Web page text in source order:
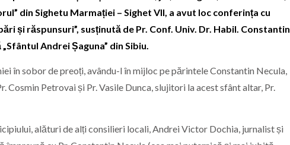
din Sighetu Marmației – Sighet VII, a avut loc conferința cu
și răspunsuri”, susținută de Pr. Conf. Univ. Dr. Habil. Constantin
Andrei Șaguna” din Sibiu.
în sobor de preoți, avându-l în mijloc pe părintele Constantin Necula,
Cosmin Petrovai și Pr. Vasile Dunca, slujitori la acest sfânt altar, Pr.
alături de alți consilieri locali, Andrei Victor Dochia, jurnalist și